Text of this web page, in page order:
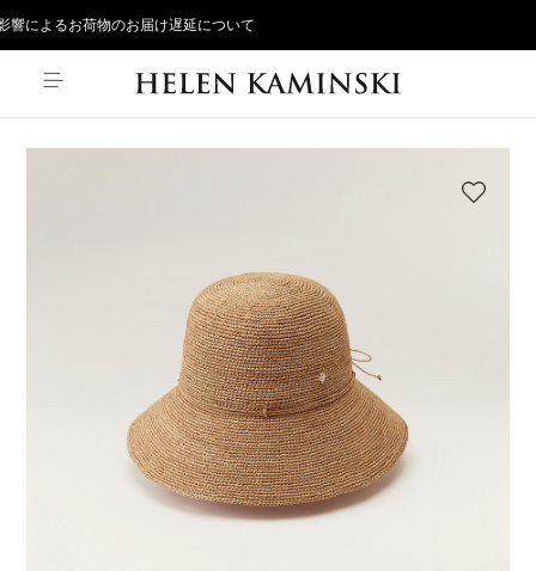
によるお荷物のお届け遅延について